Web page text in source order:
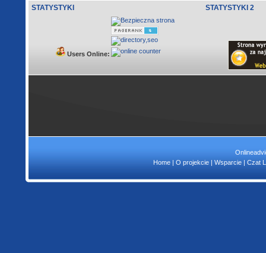
STATYSTYKI
Users Online:
STATYSTYKI 2
Home| O projekcie| Wsparcie| Czat